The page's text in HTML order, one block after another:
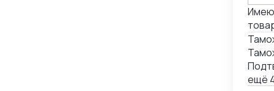
Имею
с
ещё